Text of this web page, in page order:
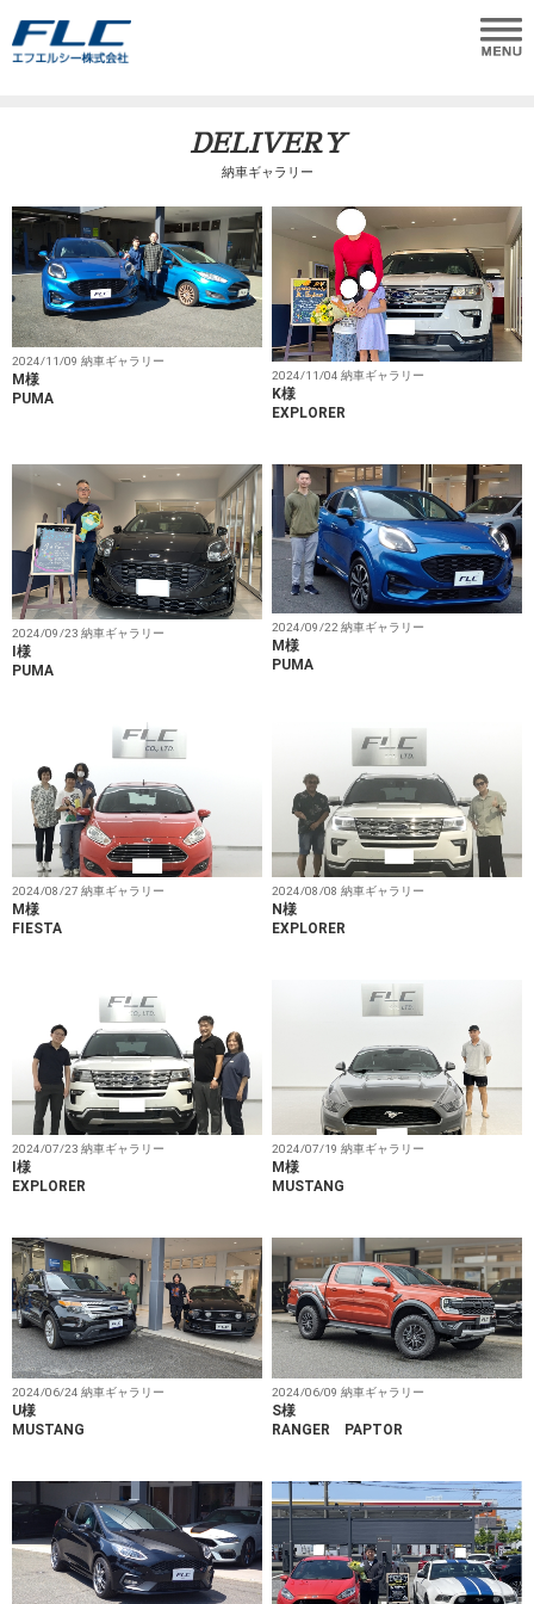
DELIVERY
納車ギャラリー
2024/11/09 納車ギャラリー
M様
PUMA
2024/11/04 納車ギャラリー
K様
EXPLORER
2024/09/23 納車ギャラリー
I様
PUMA
2024/09/22 納車ギャラリー
M様
PUMA
2024/08/27 納車ギャラリー
M様
FIESTA
2024/08/08 納車ギャラリー
N様
EXPLORER
2024/07/23 納車ギャラリー
I様
EXPLORER
2024/07/19 納車ギャラリー
M様
MUSTANG
2024/06/24 納車ギャラリー
U様
MUSTANG
2024/06/09 納車ギャラリー
S様
RANGER PAPTOR